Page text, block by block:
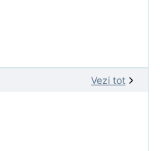
Vezi tot